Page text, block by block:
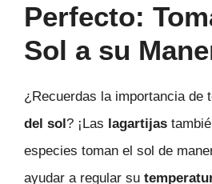
Perfecto:
Sol a su
¿Recuerdas la importancia de
del sol ? ¡Las lagartijas
especies toman el sol de
ayudar a regular su